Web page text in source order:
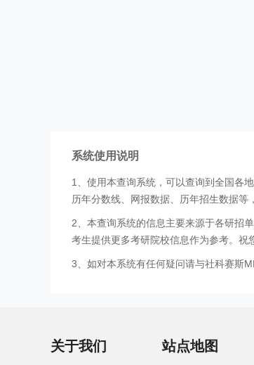
系统使用说明
1、使用本查询系统，可以查询到全国各
历年分数线、网报数据、历年招生数据等
2、本查询系统的信息主要来源于各研招
考生提供更多考研院校信息作为参考。祝
3、如对本系统有任何疑问请与社科赛斯
关于我们 站点地图